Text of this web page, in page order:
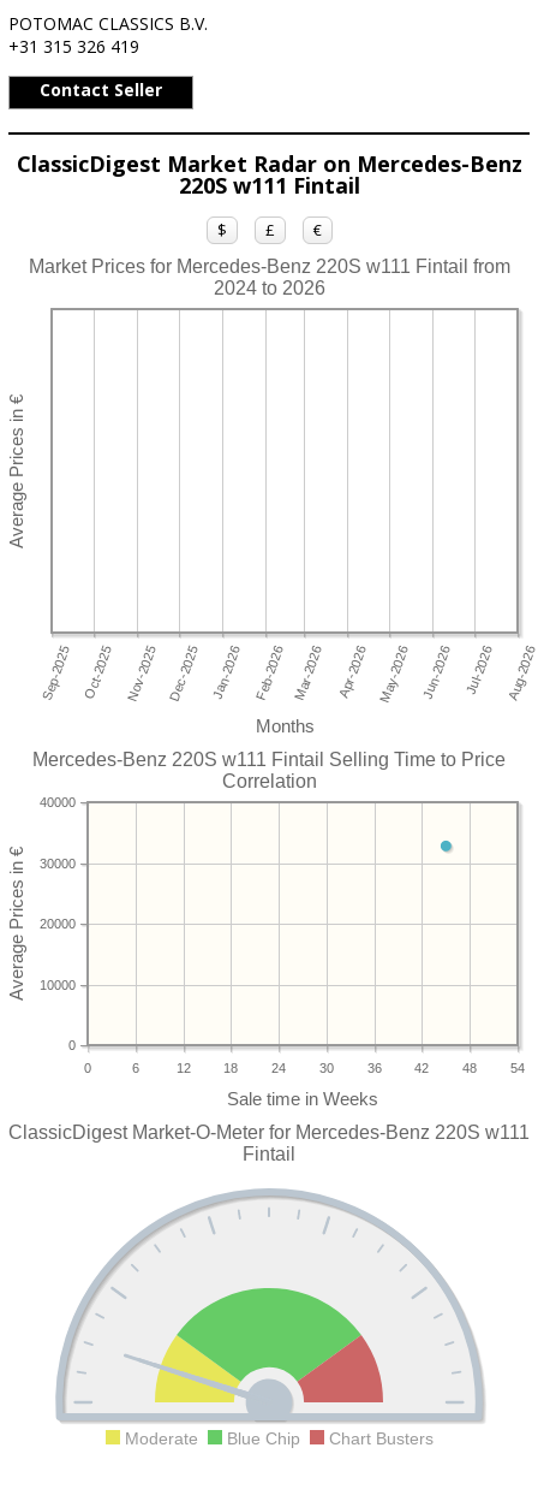
POTOMAC CLASSICS B.V.
+31 315 326 419
Contact Seller
ClassicDigest Market Radar on Mercedes-Benz
220S w111 Fintail
$ £ €
Market Prices for Mercedes-Benz 220S w111 Fintail from
2024 to 2026
Months
Mercedes-Benz 220S w111 Fintail Selling Time to Price
Correlation
0 6 12 18 24 30 36 42 48 54
0
10000
20000
30000
40000
ClassicDigest Market-O-Meter for Mercedes-Benz 220S w111
Fintail
Moderate Blue Chip Chart Busters